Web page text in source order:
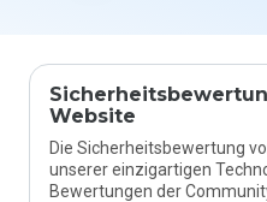
Website
Die Sicherheitsbewertung
unserer einzigartigen
Bewertungen der